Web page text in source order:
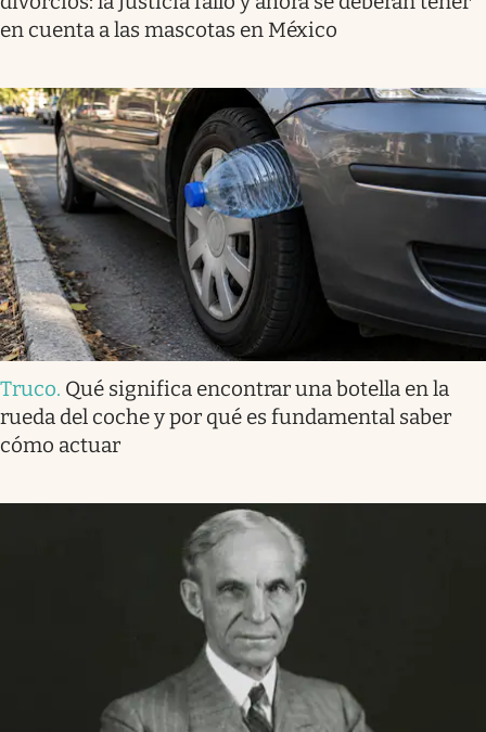
en cuenta a las mascotas en México
Truco. Qué significa encontrar una botella en la
rueda del coche y por qué es fundamental saber
cómo actuar